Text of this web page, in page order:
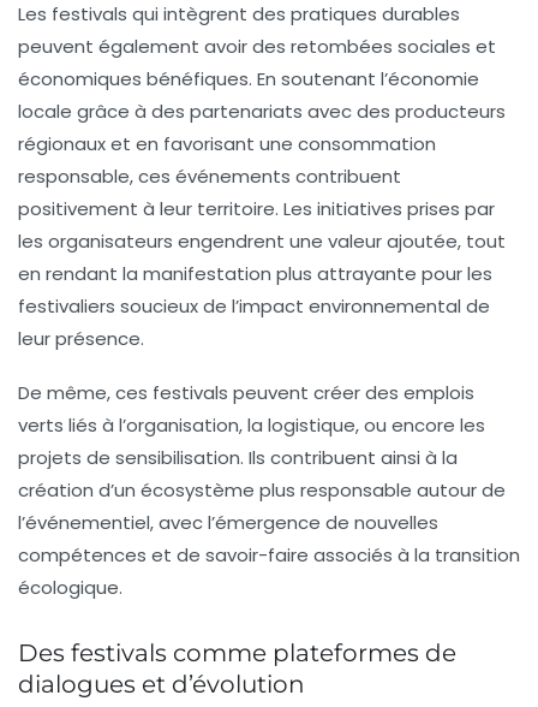
Les festivals qui intègrent des pratiques durables
peuvent également avoir des retombées sociales et
économiques bénéfiques. En soutenant l’économie
locale grâce à des partenariats avec des producteurs
régionaux et en favorisant une consommation
responsable, ces événements contribuent
positivement à leur territoire. Les initiatives prises par
les organisateurs engendrent une valeur ajoutée, tout
en rendant la manifestation plus attrayante pour les
festivaliers soucieux de l’impact environnemental de
leur présence.
De même, ces festivals peuvent créer des emplois
verts liés à l’organisation, la logistique, ou encore les
projets de sensibilisation. Ils contribuent ainsi à la
création d’un écosystème plus responsable autour de
l’événementiel, avec l’émergence de nouvelles
compétences et de savoir-faire associés à la transition
écologique.
Des festivals comme plateformes de
dialogues et d’évolution